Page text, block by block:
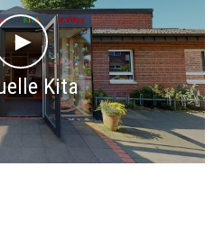
►
Kita